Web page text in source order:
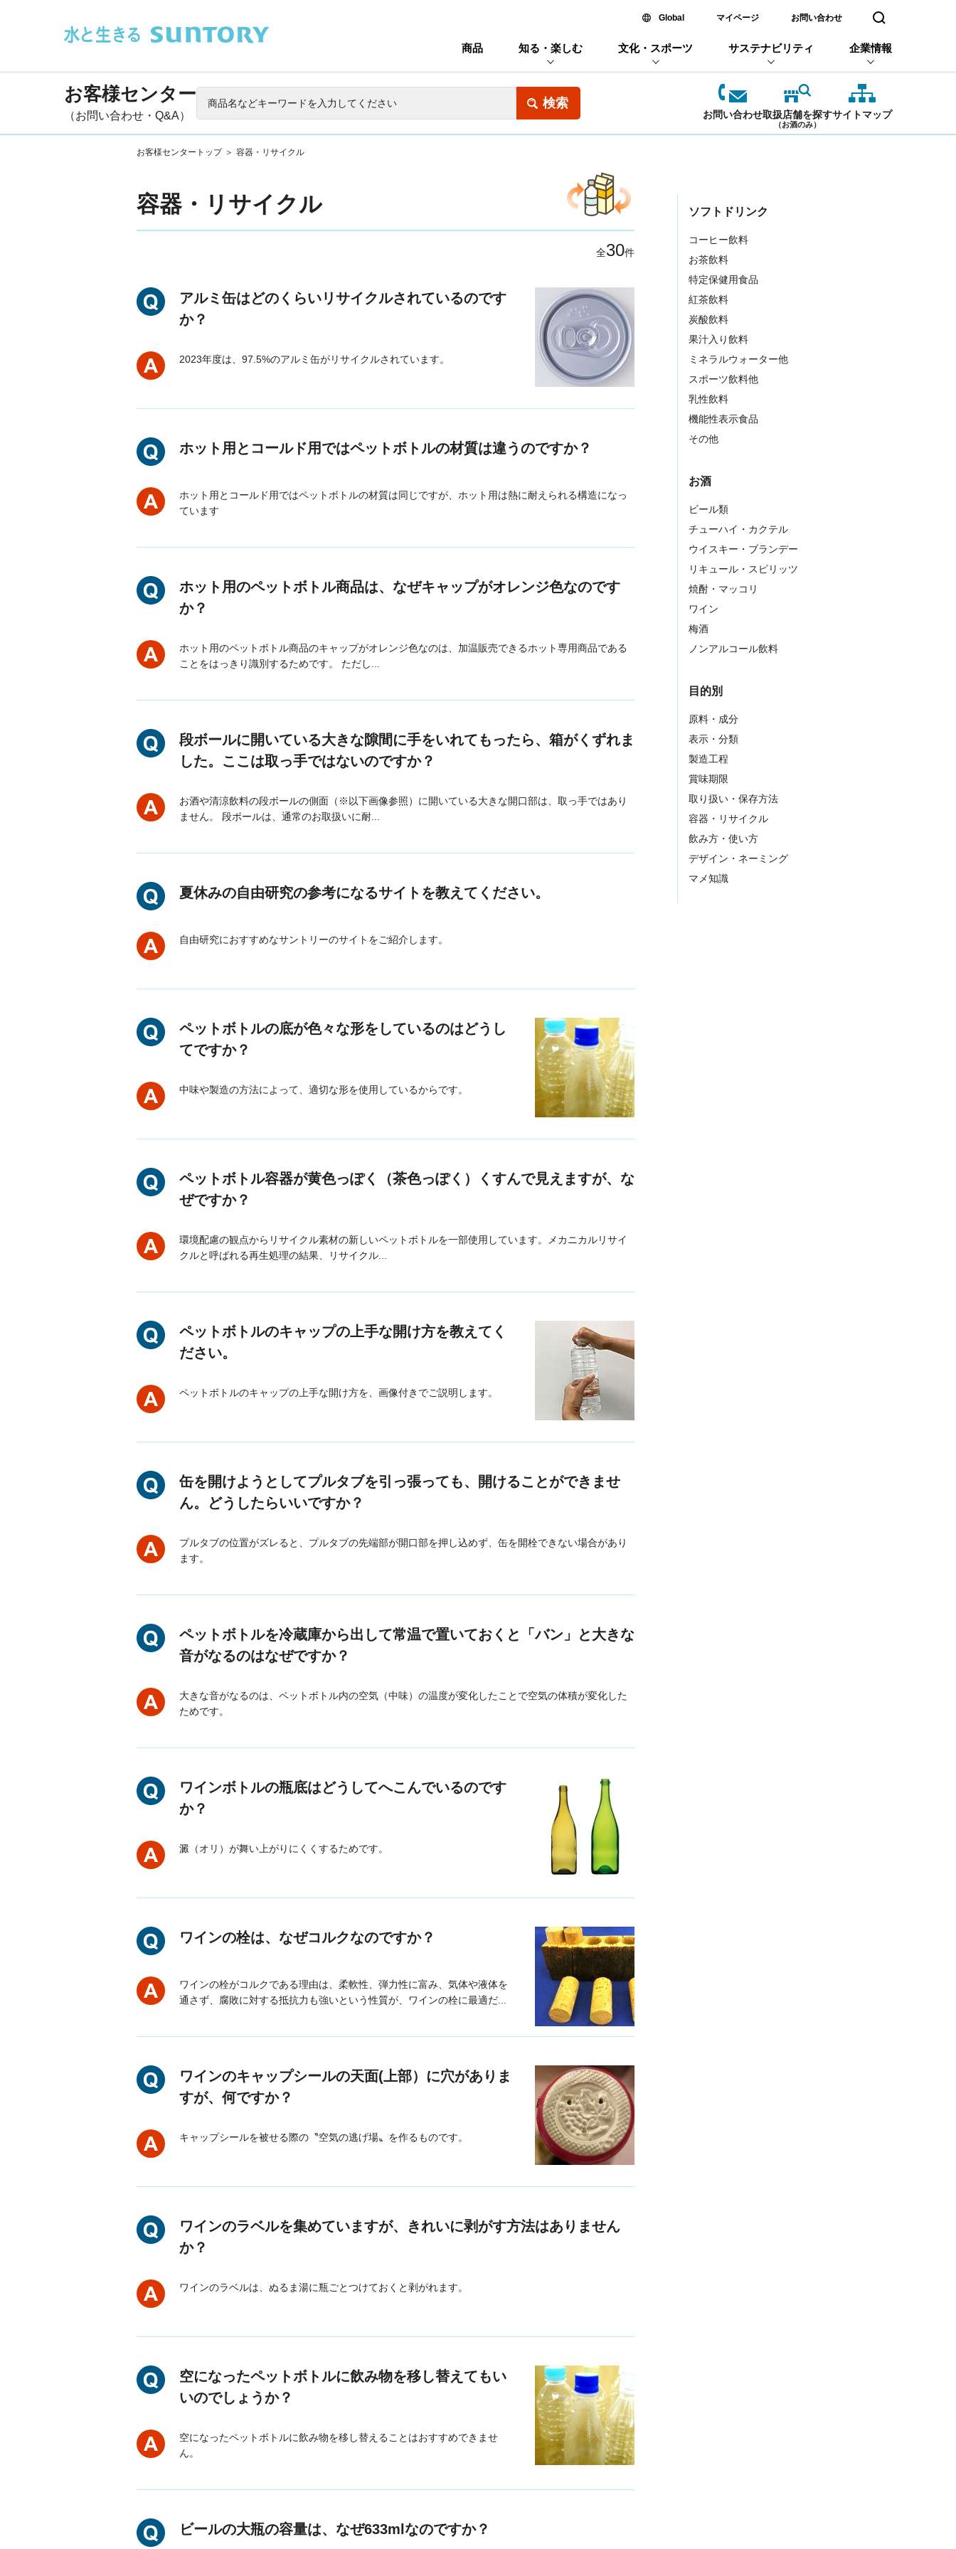
Global新しいウィンドウで開く
マイページ お問い合わせ 検索窓を開く
商品 知る・楽しむ 文化・スポーツ サステナビリティ 企業情報
お客様センター
（お問い合わせ・Q&A） お問い合わせ取扱店舗を探す
（お酒のみ）
サイトマップ
お客様センタートップ ＞ 容器・リサイクル
容器・リサイクル
全30件
アルミ缶はどのくらいリサイクルされているのです
か？
2023年度は、97.5%のアルミ缶がリサイクルされています。
ホット用とコールド用ではペットボトルの材質は違うのですか？
ホット用とコールド用ではペットボトルの材質は同じですが、ホット用は熱に耐えられる構造になっ
ています
ホット用のペットボトル商品は、なぜキャップがオレンジ色なのです
か？
ホット用のペットボトル商品のキャップがオレンジ色なのは、加温販売できるホット専用商品である
ことをはっきり識別するためです。 ただし...
段ボールに開いている大きな隙間に手をいれてもったら、箱がくずれま
した。ここは取っ手ではないのですか？
お酒や清涼飲料の段ボールの側面（※以下画像参照）に開いている大きな開口部は、取っ手ではあり
ません。 段ボールは、通常のお取扱いに耐...
夏休みの自由研究の参考になるサイトを教えてください。
自由研究におすすめなサントリーのサイトをご紹介します。
ペットボトルの底が色々な形をしているのはどうし
てですか？
中味や製造の方法によって、適切な形を使用しているからです。
ペットボトル容器が黄色っぽく（茶色っぽく）くすんで見えますが、な
ぜですか？
環境配慮の観点からリサイクル素材の新しいペットボトルを一部使用しています。メカニカルリサイ
クルと呼ばれる再生処理の結果、リサイクル...
ペットボトルのキャップの上手な開け方を教えてく
ださい。
ペットボトルのキャップの上手な開け方を、画像付きでご説明します。
缶を開けようとしてプルタブを引っ張っても、開けることができませ
ん。どうしたらいいですか？
プルタブの位置がズレると、プルタブの先端部が開口部を押し込めず、缶を開栓できない場合があり
ます。
ペットボトルを冷蔵庫から出して常温で置いておくと「バン」と大きな
音がなるのはなぜですか？
大きな音がなるのは、ペットボトル内の空気（中味）の温度が変化したことで空気の体積が変化した
ためです。
ワインボトルの瓶底はどうしてへこんでいるのです
か？
澱（オリ）が舞い上がりにくくするためです。
ワインの栓は、なぜコルクなのですか？
ワインの栓がコルクである理由は、柔軟性、弾力性に富み、気体や液体を
通さず、腐敗に対する抵抗力も強いという性質が、ワインの栓に最適だ...
ワインのキャップシールの天面(上部）に穴がありま
すが、何ですか？
キャップシールを被せる際の〝空気の逃げ場〟を作るものです。
ワインのラベルを集めていますが、きれいに剥がす方法はありません
か？
ワインのラベルは、ぬるま湯に瓶ごとつけておくと剥がれます。
空になったペットボトルに飲み物を移し替えてもい
いのでしょうか？
空になったペットボトルに飲み物を移し替えることはおすすめできませ
ん。
ビールの大瓶の容量は、なぜ633mlなのですか？
ソフトドリンク
コーヒー飲料
お茶飲料
特定保健用食品
紅茶飲料
炭酸飲料
果汁入り飲料
ミネラルウォーター他
スポーツ飲料他
乳性飲料
機能性表示食品
その他
お酒
ビール類
チューハイ・カクテル
ウイスキー・ブランデー
リキュール・スピリッツ
焼酎・マッコリ
ワイン
梅酒
ノンアルコール飲料
目的別
原料・成分
表示・分類
製造工程
賞味期限
取り扱い・保存方法
容器・リサイクル
飲み方・使い方
デザイン・ネーミング
マメ知識